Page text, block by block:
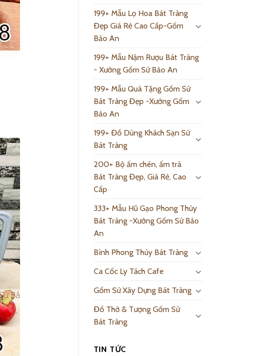
199+ Mẫu Lọ Hoa Bát Tràng
Đẹp Giá Rẻ Cao Cấp-Gốm
Bảo An
199+ Mẫu Nậm Rượu Bát Tràng
- Xưởng Gốm Sứ Bảo An
199+ Mẫu Quà Tặng Gốm Sứ
Bát Tràng Đẹp -Xưởng Gốm
Bảo An
199+ Đồ Dùng Khách Sạn Sứ
Bát Tràng
200+ Bộ ấm chén, ấm trà
Bát Tràng Đẹp, Giá Rẻ, Cao
Cấp
333+ Mẫu Hũ Gạo Phong Thủy
Bát Tràng -Xưởng Gốm Sứ Bảo
An
Bình Phong Thủy Bát Tràng
Ca Cốc Ly Tách Cafe
Gốm Sứ Xây Dựng Bát Tràng
Đồ Thờ & Tượng Gốm Sứ
Bát Tràng
TIN TỨC